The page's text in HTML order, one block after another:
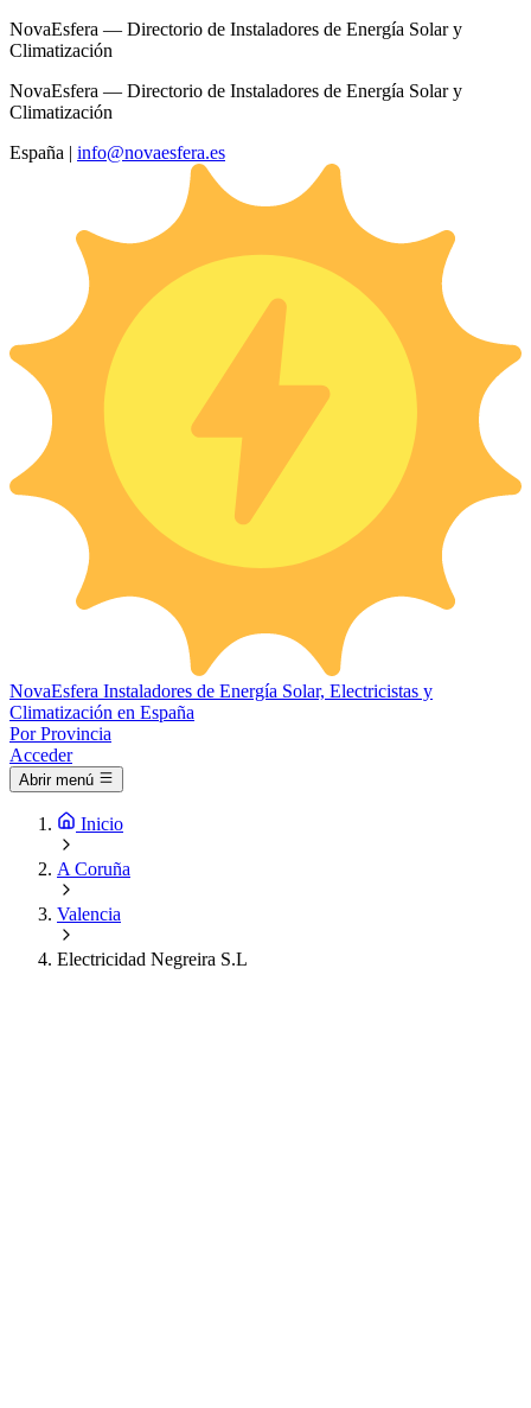
NovaEsfera — Directorio de Instaladores de Energía Solar y
Climatización
NovaEsfera — Directorio de Instaladores de Energía Solar y
Climatización
España | info@novaesfera.es
NovaEsfera Instaladores de Energía Solar, Electricistas y
Climatización en España
Por Provincia
Acceder
Abrir menú
Inicio
A Coruña
Valencia
Electricidad Negreira S.L